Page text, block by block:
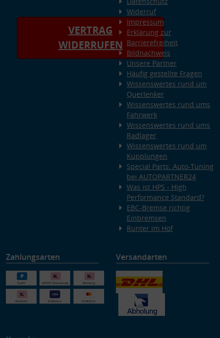
VERTRAG
WIDERRUFEN
Widerruf
Impressum
Erklärung zur
Barrierefreiheit
Bildnachweis
Unsere Partner
Häufig gestellte Fragen
Wissenswertes rund um
Querlenker
Wissenswertes rund ums
Fahrwerk
Wissenswertes rund ums
Radlager
Wissenswertes rund um
Kupplungen
Special Parts: Auto-Tuning
bei AUTOPARTNER24
Was ist HPS - High
Performance Standard?
EBC-Bremse richtig
Einbremsen
Runter im Hof
Zahlungsarten Versandarten